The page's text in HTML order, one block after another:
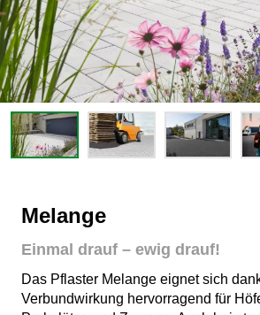
Melange
Einmal drauf – ewig drauf!
Das Pflaster Melange eignet sich
Verbundwirkung hervorragend für